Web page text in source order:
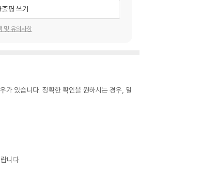
줄평 쓰기
및 유의사항
가 있습니다. 정확한 확인을 원하시는 경우, 일
니다.